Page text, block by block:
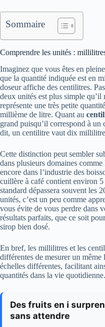
Sommaire
Comprendre les unités :
Imaginez que vous êtes en
que la quantité indiquée est en
doseur affiche des centilitres.
deux unités est plus simple qu’il
représente une très petite
millième de litre. Quant au
grand puisqu’il correspond à
dit, un centilitre vaut dix
Cette distinction peut sembler
dans plusieurs domaines
encore dans l’industrie des
cuillère à café contient environ 5
standard dépassera souvent les
unités, c’est un peu comme
vous évite de vous perdre dans
résultats parfaits, que ce soit
sirop bien dosé.
En bref, les millilitres et les
différentes de mesurer un
échelles différentes, facilitant
quantités dans la vie quotidienne.
Des fruits en i
sans attendre